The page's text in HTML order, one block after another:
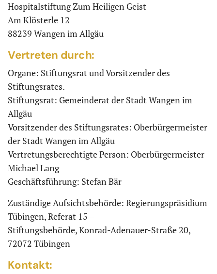
Hospitalstiftung Zum Heiligen Geist
Am Klösterle 12
88239 Wangen im Allgäu
Vertreten durch:
Organe: Stiftungsrat und Vorsitzender des
Stiftungsrates.
Stiftungsrat: Gemeinderat der Stadt Wangen im
Allgäu
Vorsitzender des Stiftungsrates: Oberbürgermeister
der Stadt Wangen im Allgäu
Vertretungsberechtigte Person: Oberbürgermeister
Michael Lang
Geschäftsführung: Stefan Bär
Zuständige Aufsichtsbehörde: Regierungspräsidium
Tübingen, Referat 15 –
Stiftungsbehörde, Konrad-Adenauer-Straße 20,
72072 Tübingen
Kontakt: